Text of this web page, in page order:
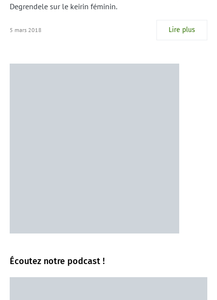
Degrendele sur le keirin féminin.
5 mars 2018 Lire plus
Écoutez notre podcast !